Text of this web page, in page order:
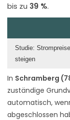
bis zu 39 %.
In Schramberg
zuständige
automatisch,
abgeschlossen
Studie:
steigen